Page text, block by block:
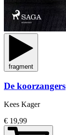
fragment
De koorzangers
Kees Kager
€ 19,99